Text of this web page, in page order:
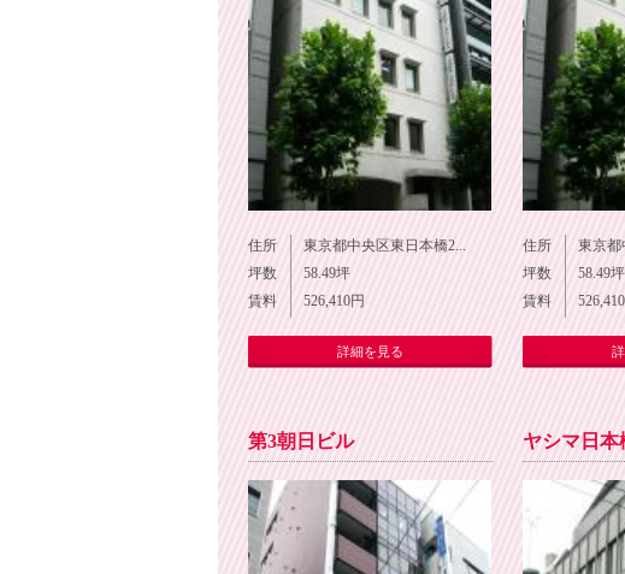
住所
東京都中央区東日本橋2...
坪数
58.49坪
賃料
526,410円
詳細を見る
住所
東京都
坪数
58.49坪
賃料
526,410
第3朝日ビル ヤシマ日本